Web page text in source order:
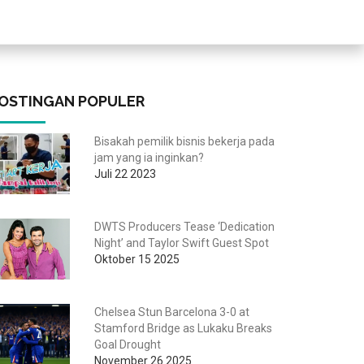
POPULER
Bisakah pemilik bisnis bekerja pada
jam yang ia inginkan?
Juli 22 2023
DWTS Producers Tease ‘Dedication
Night’ and Taylor Swift Guest Spot
Oktober 15 2025
Chelsea Stun Barcelona 3-0 at
Stamford Bridge as Lukaku Breaks
Goal Drought
November 26 2025